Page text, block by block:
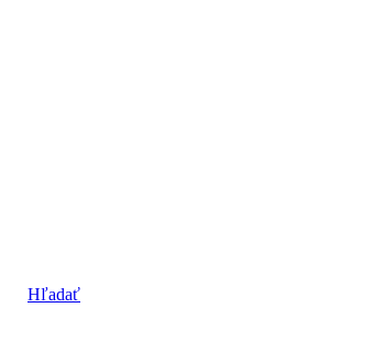
Hľadať